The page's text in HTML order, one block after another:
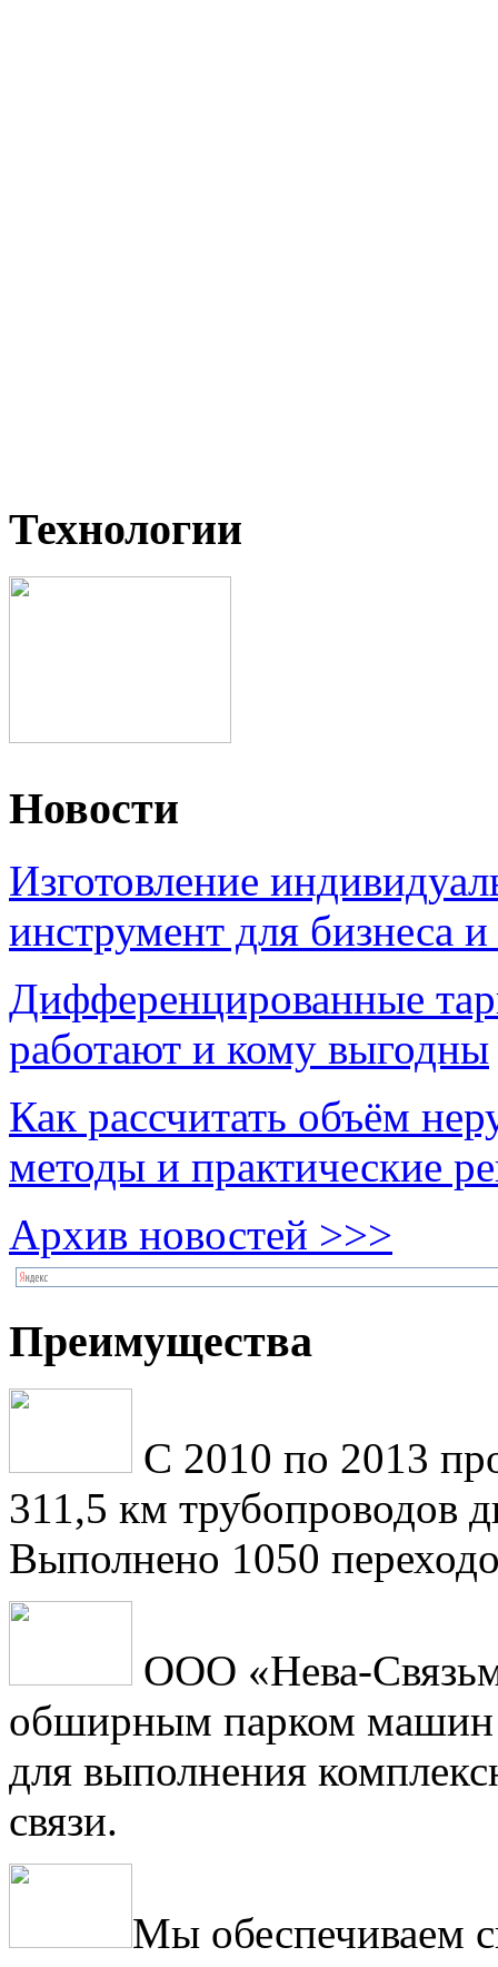
Технологии
Новости
Изготовление
инструмент для бизнеса и
Дифференцированные
работают и кому выгодны
Как рассчитать объём
методы и практические
Архив новостей >>>
Преимущества
С 2010 по 2013
311,5 км трубопроводов
Выполнено 1050
ООО «Нева-
обширным парком машин
для выполнения
связи.
Мы обеспечиваем